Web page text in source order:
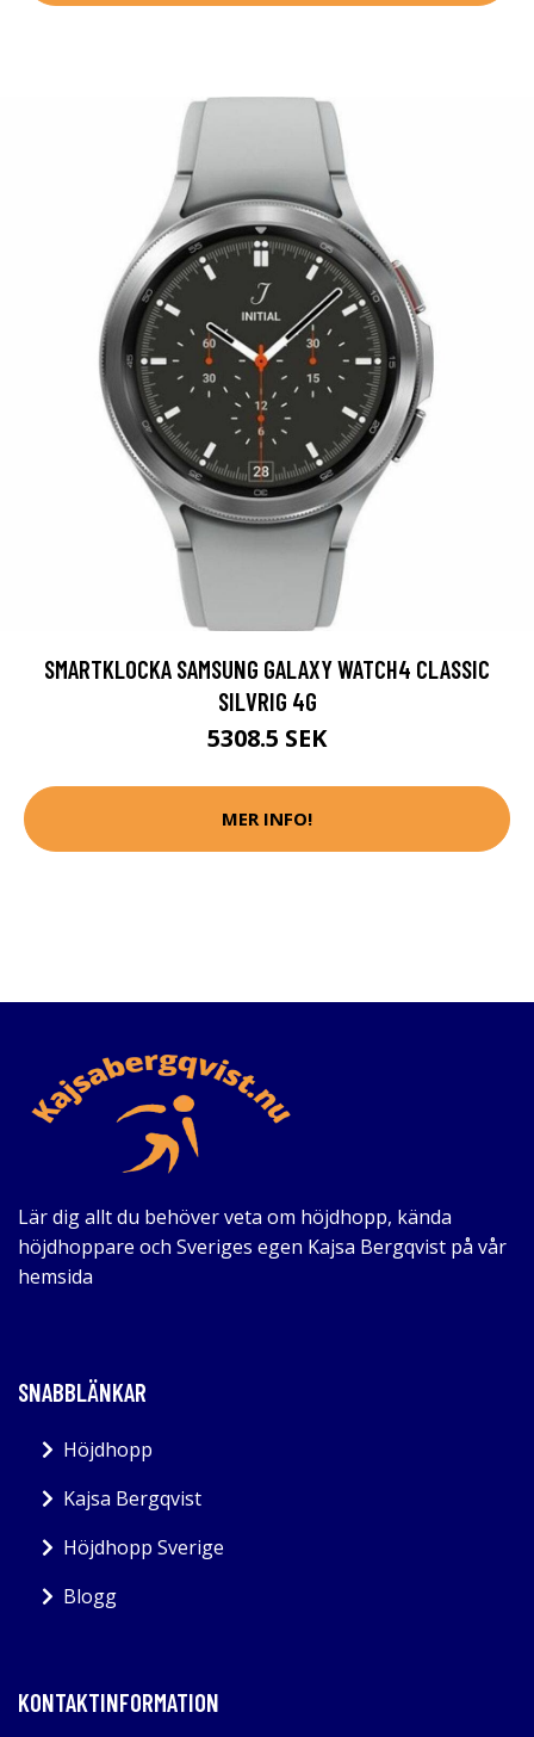
SMARTKLOCKA SAMSUNG GALAXY WATCH4 CLASSIC
SILVRIG 4G
5308.5 SEK
MER INFO!
Lär dig allt du behöver veta om höjdhopp, kända
höjdhoppare och Sveriges egen Kajsa Bergqvist på vår
hemsida
SNABBLÄNKAR
Höjdhopp
Kajsa Bergqvist
Höjdhopp Sverige
Blogg
KONTAKTINFORMATION